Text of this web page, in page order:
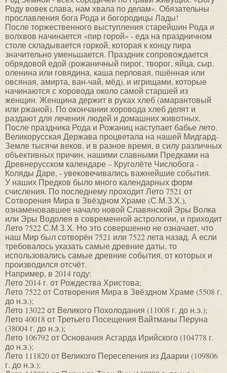
Роду вовек слава, нам хвала по делам». Обязательны
прославления бога Рода и богородицы Лады!
После торжественного выступления старейшин Рода и
волхвов начинается «пир горой» - еда на праздничном
столе складывается горкой, которая к концу пира
значительно уменьшается. Праздник сопровождается
обрядовой едой (рожаничный пирог, творог, яйца, сыр,
оленина или говядина, каша перловая, пшённая или
овсяная, амирта, ван-чай, мёд), и игрищами, которые
начинаются с хоровода около самой старшей из
женщин. Женщина держит в руках хлеб (амарантовый
или ржаной). По окончании хоровода хлеб делят и
раздают для лечения людей и домашних животных.
После праздника Рода и Рожаниц наступает бабье лето.
Великорусская Держава процветала на нашей Мидгард-
Земле тысячи веков, и в разное время, в силу различных
объективных причин, нашими славными Предками на
Древнерусском календаре – Круголёте Числобога -
Коляды Даре, - увековечивались важнейшие события.
У наших Предков было много календарных форм
счисления. По последнему проходит Лето 7521 от
Сотворения Мира в Звёздном Храме (С.М.З.Х.),
ознаменовавшее начало новой Славянской Эры Волка
или Эры Водолея в современной астрологии, и приходит
Лето 7522 С.М.З.Х. Но это совершенно не означает, что
наш Мир был сотворён 7521 или 7522 лета назад. А если
требовалось указать самые древние даты, то
использовались самые древние события, от которых и
производился отсчёт.
Например, в 2014 году:
Лето 2014 г. от Рождества Христова;
Лето 7522 от Сотворения Мира в Звёздном Храме (5508 г.
до н.э.);
Лето 13022 от Великого Похолодания (11008 г. до н.э.);
Лето 40018 от Третьего Посещения Вайтманы Перуна
(38004 г. до н.э.);
Лето 106792 от Основания Асгарда Ирийского (104778 г.
до н.э.);
Лето 111820 от Великого Переселения из Даарии (109806
г. до н.э.);